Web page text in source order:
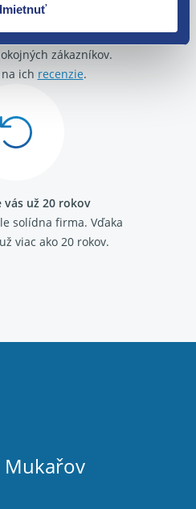
sa staráme
zákazníkov.
ich recenzie.
vás už 20 rokov
solídna firma. Vďaka
viac ako 20 rokov.
Mukařov